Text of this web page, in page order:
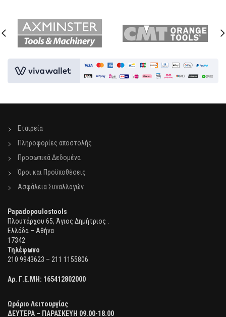
Εταιρεία
Πληροφορίες αποστολής
Προσωπικά Δεδομένα
Όροι και Προϋποθέσεις
Ασφάλεια Συναλλαγών
Papadopoulostools
Πλουτάρχου 65, Άγιος Δημήτριος .
Ελλάδα – Αθήνα
17342
Τηλέφωνο
210 9943623 – 211 1155806
Αρ. Γ.Ε.ΜΗ: 165412802000
Ωράριο Λειτουργίας
ΔΕΥΤΕΡΑ – ΠΑΡΑΣΚΕΥΗ 09.00-18.00